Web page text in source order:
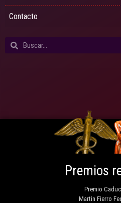
Contacto
Premios
Premio
Martin Fierro